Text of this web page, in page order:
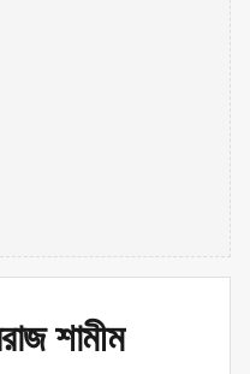
শামীম